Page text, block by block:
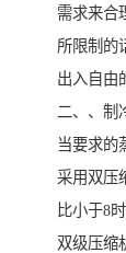
需求来合
所限制的
出入自由
二、、制
当要求的
采用双压
比小于8
双级压缩